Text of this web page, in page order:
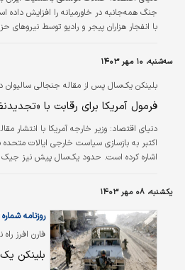
با انفجار هزاران پیجر و رادیو توسط نیروهای
تشدید تنش‌ها را رقم زده است. «مونا
سپتامبر، اسرائیل با ترور دبیرکل حزب‌الله
سه‌شنبه، ۱۰ مهر ۱۴۰۳
بلینکن یک‌سال پس از مقاله جنجالی سالیوان
فرمول آمریکا برای رقابت با
دنیای اقتصاد: وزیر خارجه آمریکا با انتشار
اکتبر به بازسازی سیاست خارجی ایالات
اشاره کرده است. حدود یک‌سال پیش نیز جیک
۷اکتبر به‌وقوع پیوست. پس از آن سالیوان و
این مقاله را در نسخه آنلاین ادیت کنند.
یکشنبه، ۰۸ مهر ۱۴۰۳
فارن افرز
کیسینجر
روزنامه شماره ۶۱۱۳
بلینکن